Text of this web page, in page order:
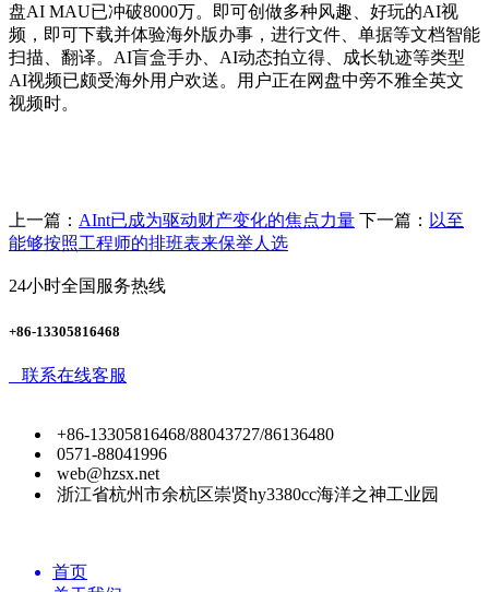
盘AI MAU已冲破8000万。即可创做多种风趣、好玩的AI视
频，即可下载并体验海外版办事，进行文件、单据等文档智能
扫描、翻译。AI盲盒手办、AI动态拍立得、成长轨迹等类型
AI视频已颇受海外用户欢送。用户正在网盘中旁不雅全英文
视频时。
上一篇： AInt已成为驱动财产变化的焦点力量 下一篇： 以至
能够按照工程师的排班表来保举人选
24小时全国服务热线
+86-13305816468
联系在线客服
+86-13305816468/88043727/86136480
0571-88041996
web@hzsx.net
浙江省杭州市余杭区崇贤hy3380cc海洋之神工业园
首页